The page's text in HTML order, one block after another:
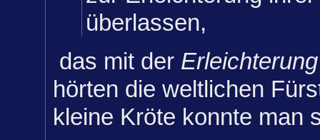
überlassen,
das mit der
hörten die weltlichen
kleine Kröte konnte man